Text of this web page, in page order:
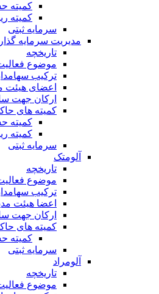
کمیته
کمیته
سرمایه ثبتی
مدیریت سرمایه
تاریخچه
موضوع
ترکیب
اعضای هیئت
ارکان جهت
کمیته های
کمیته
کمیته
سرمایه ثبتی
آلومتک
تاریخچه
موضوع
ترکیب
اعضا هیئت
ارکان جهت
کمیته های
کمیته
سرمایه ثبتی
آلومراد
تاریخچه
موضوع